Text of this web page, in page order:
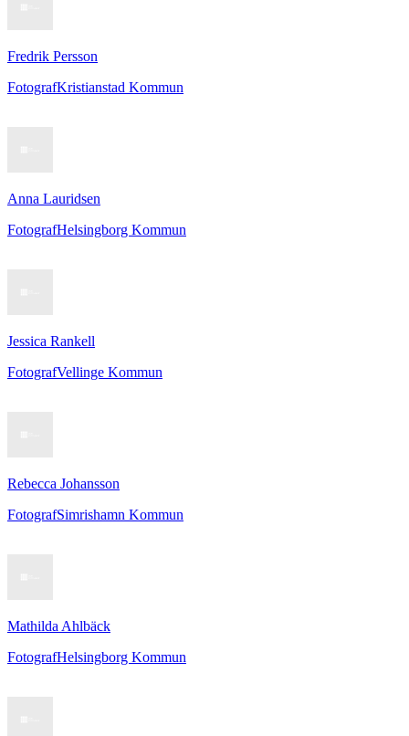
Fredrik Persson
FotografKristianstad Kommun
Anna Lauridsen
FotografHelsingborg Kommun
Jessica Rankell
FotografVellinge Kommun
Rebecca Johansson
FotografSimrishamn Kommun
Mathilda Ahlbäck
FotografHelsingborg Kommun